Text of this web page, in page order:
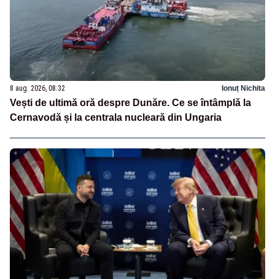
8 aug. 2026, 08:32 Ionuț Nichita
Vești de ultimă oră despre Dunăre. Ce se întâmplă la
Cernavodă și la centrala nucleară din Ungaria